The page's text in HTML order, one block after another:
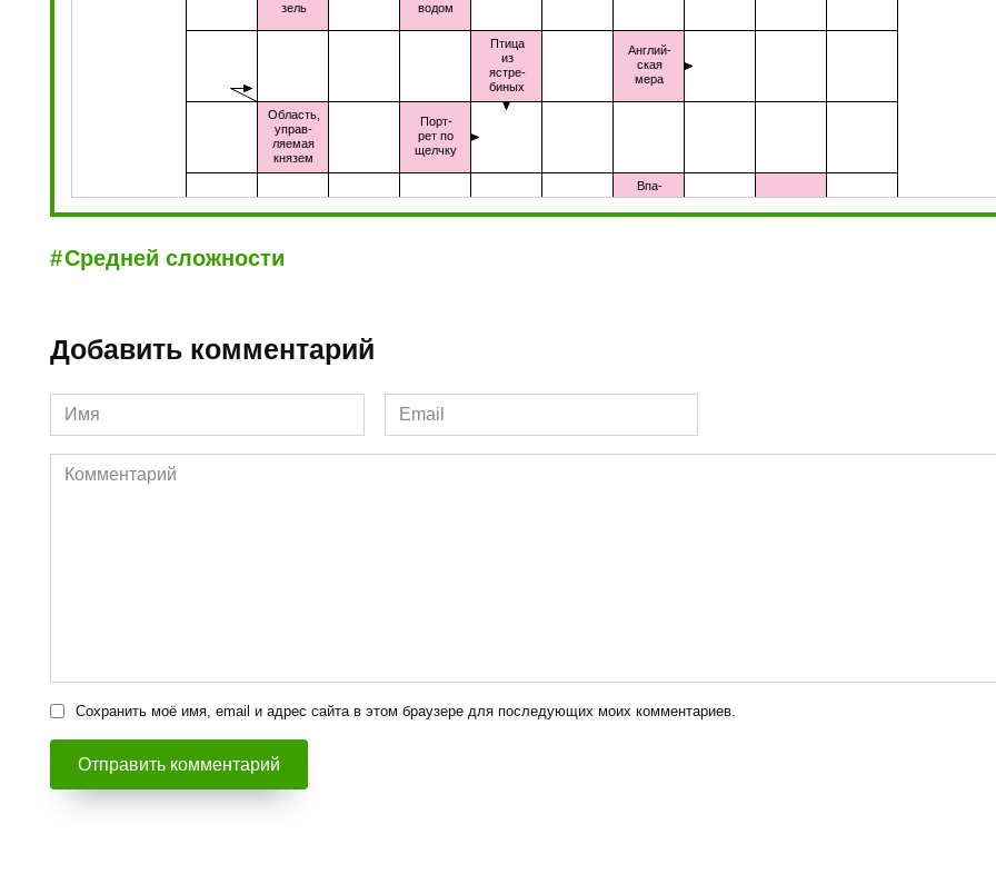
Средней сложности
Добавить комментарий
Имя
*
Email
*
Комментарий
Сохранить моё имя, email и адрес сайта в этом браузере для последующих моих комментариев.